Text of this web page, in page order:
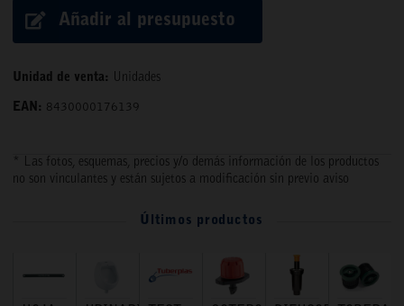
Añadir al presupuesto
Unidad de venta: Unidades
EAN: 8430000176139
* Las fotos, esquemas, precios y/o demás información de los productos
no son vinculantes y están sujetos a modificación sin previo aviso
Últimos productos